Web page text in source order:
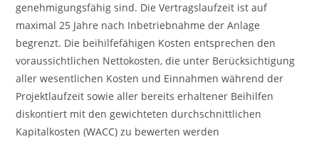
genehmigungsfähig sind. Die Vertragslaufzeit ist auf
maximal 25 Jahre nach Inbetriebnahme der Anlage
begrenzt. Die beihilfefähigen Kosten entsprechen den
voraussichtlichen Nettokosten, die unter Berücksichtigung
aller wesentlichen Kosten und Einnahmen während der
Projektlaufzeit sowie aller bereits erhaltener Beihilfen
diskontiert mit den gewichteten durchschnittlichen
Kapitalkosten (WACC) zu bewerten werden